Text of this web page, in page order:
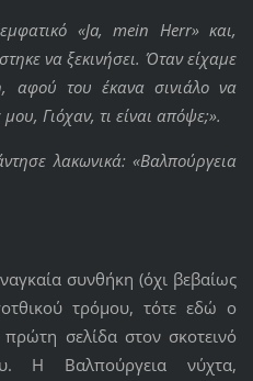
«Ja,mein Herr» και,
να ξεκινήσει. Όταν είχαμε
αφού του έκανα σινιάλο να
Γιόχαν, τι είναι απόψε;».
λακωνικά: «Βαλπούργεια
συνθήκη (όχι βεβαίως
τρόμου, τότε εδώ ο
σελίδα στον σκοτεινό
Η Βαλπούργεια νύχτα,